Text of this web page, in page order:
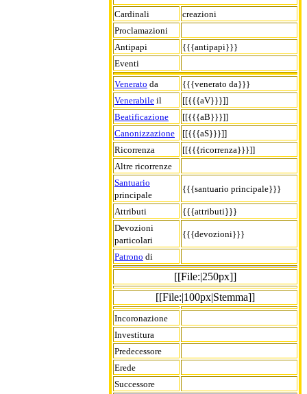
Cardinali
creazioni
Proclamazioni
Antipapi
{{{antipapi}}}
Eventi
Venerato da
{{{venerato da}}}
Venerabile il
[[{{{aV}}}]]
Beatificazione
[[{{{aB}}}]]
Canonizzazione
[[{{{aS}}}]]
Ricorrenza
[[{{{ricorrenza}}}]]
Altre ricorrenze
Santuario
principale
{{{santuario principale}}}
Attributi
{{{attributi}}}
Devozioni
particolari
{{{devozioni}}}
Patrono di
[[File:|250px]]
[[File:|100px|Stemma]]
Incoronazione
Investitura
Predecessore
Erede
Successore